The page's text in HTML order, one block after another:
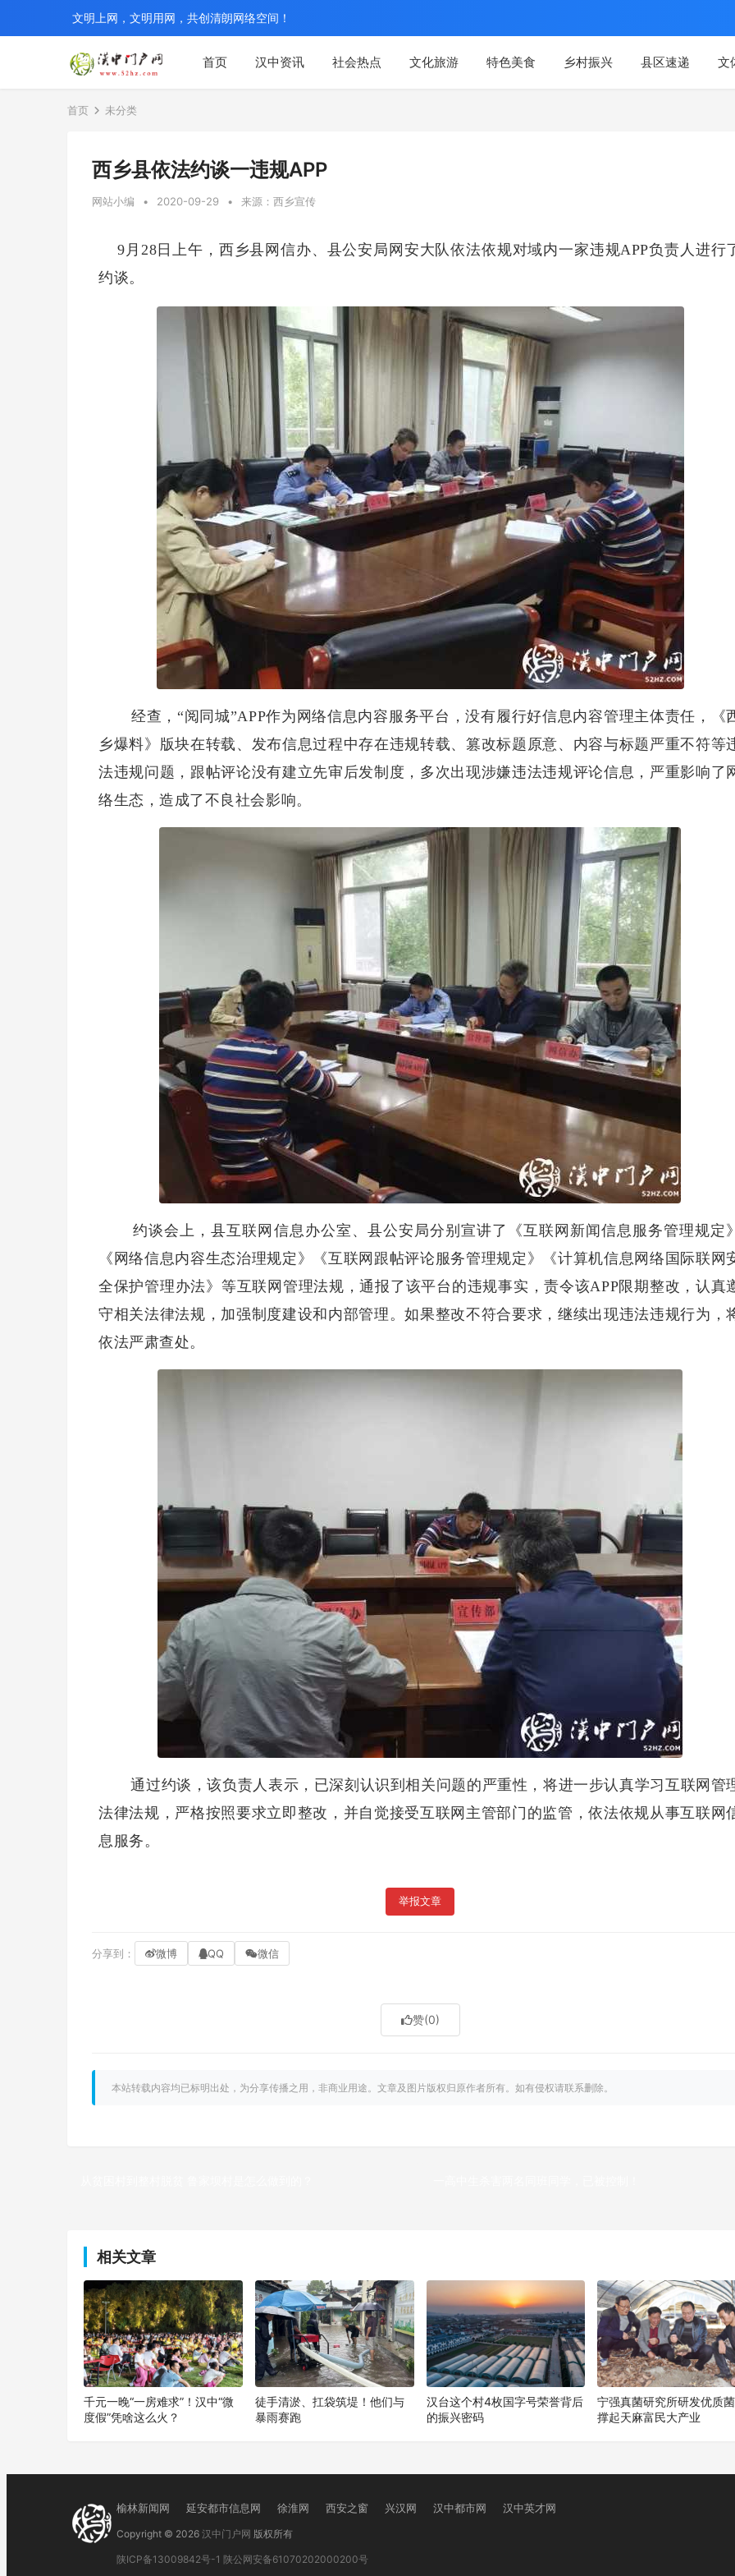
首页 汉中资讯 社会热点 文化旅游 特色美食 乡村振兴 县区速递 文
文明上网，文明用网，共创清朗网络空间！
首页 未分类
西乡县依法约谈一违规APP
网站小编 • 2020-09-29 • 来源：西乡宣传
9月28日上午，西乡县网信办、县公安局网安大队依法依规对域内一家违规APP负责人进行
约谈。
经查，“阅同城”APP作为网络信息内容服务平台，没有履行好信息内容管理主体责任，《
乡爆料》版块在转载、发布信息过程中存在违规转载、篡改标题原意、内容与标题严重不符等
法违规问题，跟帖评论没有建立先审后发制度，多次出现涉嫌违法违规评论信息，严重影响了
络生态，造成了不良社会影响。
约谈会上，县互联网信息办公室、县公安局分别宣讲了《互联网新闻信息服务管理规定
《网络信息内容生态治理规定》《互联网跟帖评论服务管理规定》《计算机信息网络国际联网
全保护管理办法》等互联网管理法规，通报了该平台的违规事实，责令该APP限期整改，认真
守相关法律法规，加强制度建设和内部管理。如果整改不符合要求，继续出现违法违规行为，
依法严肃查处。
通过约谈，该负责人表示，已深刻认识到相关问题的严重性，将进一步认真学习互联网管
法律法规，严格按照要求立即整改，并自觉接受互联网主管部门的监管，依法依规从事互联网
息服务。
举报文章
分享到： 微博 QQ 微信
赞(0)
本站转载内容均已标明出处，为分享传播之用，非商业用途。文章及图片版权归原作者所有。如有侵权请联系删除。
相关文章
千元一晚“一房难求”！汉中“微
度假”凭啥这么火？
徒手清淤、扛袋筑堤！他们与
暴雨赛跑
汉台这个村4枚国字号荣誉背后
的振兴密码
宁强真菌研究所研发优质
撑起天麻富民大产业
榆林新闻网 延安都市信息网 徐淮网 西安之窗 兴汉网 汉中都市网 汉中英才网
Copyright © 2026 汉中门户网 版权所有
陕ICP备13009842号-1 陕公网安备61070202000200号